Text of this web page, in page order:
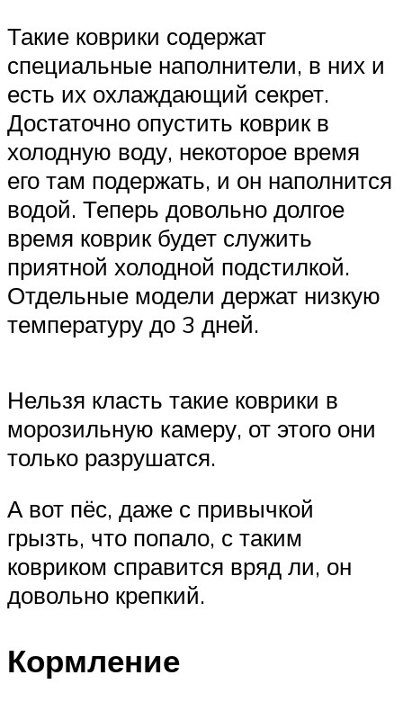
Такие коврики содержат
специальные наполнители, в них и
есть их охлаждающий секрет.
Достаточно опустить коврик в
холодную воду, некоторое время
его там подержать, и он наполнится
водой. Теперь довольно долгое
время коврик будет служить
приятной холодной подстилкой.
Отдельные модели держат низкую
температуру до 3 дней.
Нельзя класть такие коврики в
морозильную камеру, от этого они
только разрушатся.
А вот пёс, даже с привычкой
грызть, что попало, с таким
ковриком справится вряд ли, он
довольно крепкий.
Кормление